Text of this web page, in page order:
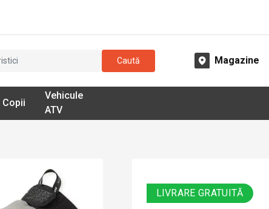
Caută Magazine
Copii
Vehicule
ATV
LIVRARE GRATUITĂ